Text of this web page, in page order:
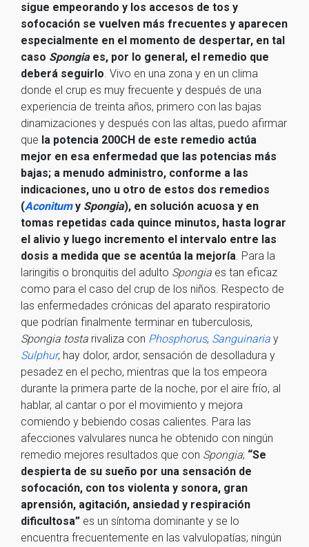
sigue empeorando y los accesos de tos y
sofocación se vuelven más frecuentes y aparecen
especialmente en el momento de despertar, en tal
caso Spongiaes, por lo general, el remedio que
deberá seguirlo. Vivo en una zona y en un clima
donde el crup es muy frecuente y después de una
experiencia de treinta años, primero con las bajas
dinamizaciones y después con las altas, puedo afirmar
que la potencia 200CH de este remedio actúa
mejor en esa enfermedad que las potencias más
bajas; a menudo administro, conforme a las
indicaciones, uno u otro de estos dos remedios
(Aconitum y Spongia), en solución acuosa y en
tomas repetidas cada quince minutos, hasta lograr
el alivio y luego incremento el intervalo entre las
dosis a medida que se acentúa la mejoría. Para la
laringitis o bronquitis del adulto Spongia es tan eficaz
como para el caso del crup de los niños. Respecto de
las enfermedades crónicas del aparato respiratorio
que podrían finalmente terminar en tuberculosis,
Spongia tosta rivaliza con Phosphorus, Sanguinaria y
Sulphur; hay dolor, ardor, sensación de desolladura y
pesadez en el pecho, mientras que la tos empeora
durante la primera parte de la noche, por el aire frío, al
hablar, al cantar o por el movimiento y mejora
comiendo y bebiendo cosas calientes. Para las
afecciones valvulares nunca he obtenido con ningún
remedio mejores resultados que con Spongia; “Se
despierta de su sueño por una sensación de
sofocación, con tos violenta y sonora, gran
aprensión, agitación, ansiedad y respiración
dificultosa” es un síntoma dominante y se lo
encuentra frecuentemente en las valvulopatías; ningún